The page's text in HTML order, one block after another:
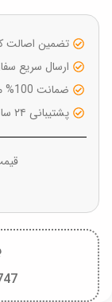
تضمین اصالت
ارسال سریع
ضمانت 100% مرجوع
پشتیبانی ۲۴ ساعته